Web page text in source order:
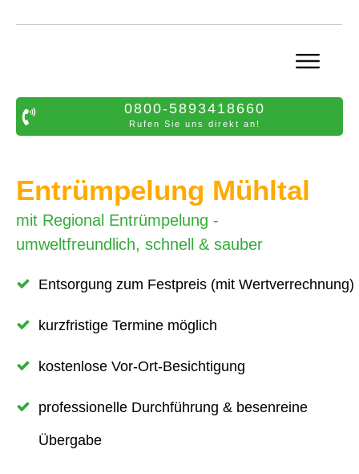
0800-5893418660
Rufen Sie uns direkt an!
Entrümpelung Mühltal
mit Regional Entrümpelung -
umweltfreundlich, schnell & sauber
Entsorgung zum Festpreis (mit Wertverrechnung)
kurzfristige Termine möglich
kostenlose Vor-Ort-Besichtigung
professionelle Durchführung & besenreine
Übergabe